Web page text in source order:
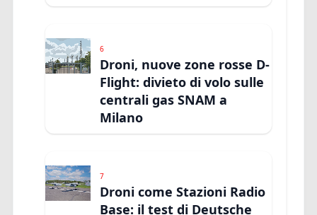
6
Droni, nuove zone rosse D-
Flight: divieto di volo sulle
centrali gas SNAM a
Milano
7
Droni come Stazioni Radio
Base: il test di Deutsche